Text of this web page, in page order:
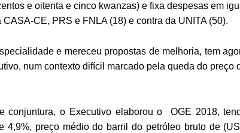
e oitenta e cinco kwanzas) e fixa despesas em
CE, PRS e FNLA (18) e contra da UNITA (50).
e mereceu propostas de melhoria, tem
num contexto difícil marcado pela queda do preço
conjuntura, o Executivo elaborou o OGE 2018,
preço médio do barril do petróleo bruto de